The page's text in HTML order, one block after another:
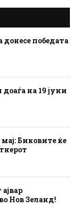
донесе победата
на 19 јуни
Биковите ќе
Нов Зеланд!